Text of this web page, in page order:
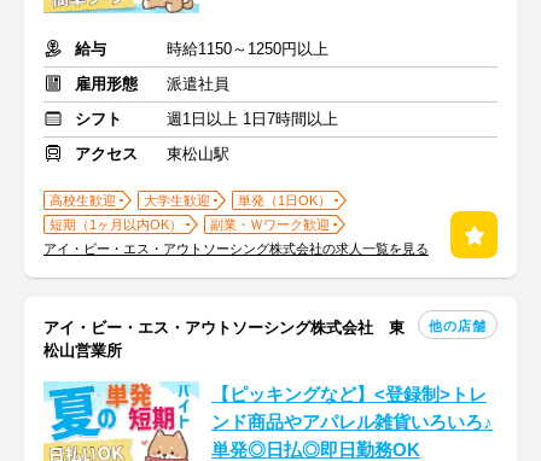
給与
時給1150～1250円以上
雇用形態
派遣社員
シフト
週1日以上 1日7時間以上
アクセス
東松山駅
高校生歓迎 大学生歓迎
単発（1日OK）
短期（1ヶ月以内OK）
副業・Ｗワーク歓迎
アイ・ビー・エス・アウトソーシング株式会社の求人一覧を見る
アイ・ビー・エス・アウトソーシング株式会社 東
松山営業所
他の店舗
【ピッキングなど】<登録制>トレ
ンド商品やアパレル雑貨いろいろ♪
単発◎日払◎即日勤務OK